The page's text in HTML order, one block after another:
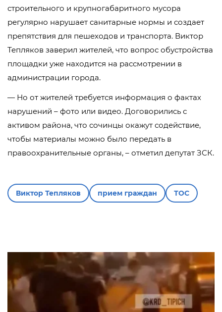
строительного и крупногабаритного мусора
регулярно нарушает санитарные нормы и создает
препятствия для пешеходов и транспорта. Виктор
Тепляков заверил жителей, что вопрос обустройства
площадки уже находится на рассмотрении в
администрации города.
— Но от жителей требуется информация о фактах
нарушений – фото или видео. Договорились с
активом района, что сочинцы окажут содействие,
чтобы материалы можно было передать в
правоохранительные органы, – отметил депутат ЗСК.
Виктор Тепляков прием граждан ТОС